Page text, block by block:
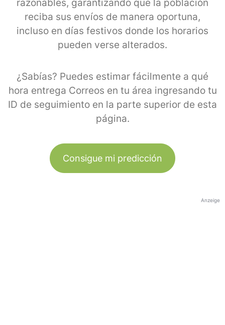
razonables, garantizando que la población
reciba sus envíos de manera oportuna,
incluso en días festivos donde los horarios
pueden verse alterados.
¿Sabías? Puedes estimar fácilmente a qué
hora entrega Correos en tu área ingresando tu
ID de seguimiento en la parte superior de esta
página.
Consigue mi predicción
Anzeige